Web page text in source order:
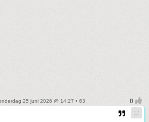
25 juni 2026 @ 14:27 • 63